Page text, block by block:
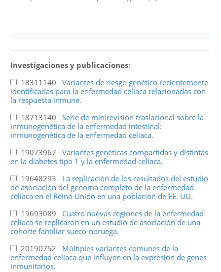
Investigaciones y publicaciones:
18311140 Variantes de riesgo genético recientemente
identificadas para la enfermedad celíaca relacionadas con
la respuesta inmune.
18713140 Serie de minirevisión traslacional sobre la
inmunogenética de la enfermedad intestinal:
inmunogenética de la enfermedad celíaca.
19073967 Variantes genéticas compartidas y distintas
en la diabetes tipo 1 y la enfermedad celíaca.
19648293 La replicación de los resultados del estudio
de asociación del genoma completo de la enfermedad
celíaca en el Reino Unido en una población de EE. UU.
19693089 Cuatro nuevas regiones de la enfermedad
celíaca se replicaron en un estudio de asociación de una
cohorte familiar sueco-noruega.
20190752 Múltiples variantes comunes de la
enfermedad celíaca que influyen en la expresión de genes
inmunitarios.